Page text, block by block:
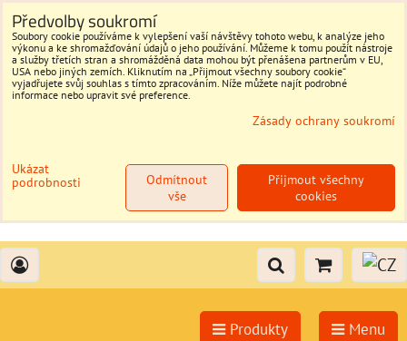
Produkty Menu
Předvolby soukromí
Soubory cookie používáme k vylepšení vaší návštěvy tohoto webu, k analýze jeho
výkonu a ke shromažďování údajů o jeho používání. Můžeme k tomu použít nástroje
a služby třetích stran a shromážděná data mohou být přenášena partnerům v EU,
USA nebo jiných zemích. Kliknutím na „Přijmout všechny soubory cookie“
vyjadřujete svůj souhlas s tímto zpracováním. Níže můžete najít podrobné
informace nebo upravit své preference.
Zásady ochrany soukromí
Ukázat
podrobnosti
Přijmout všechny
cookies
Odmítnout
vše